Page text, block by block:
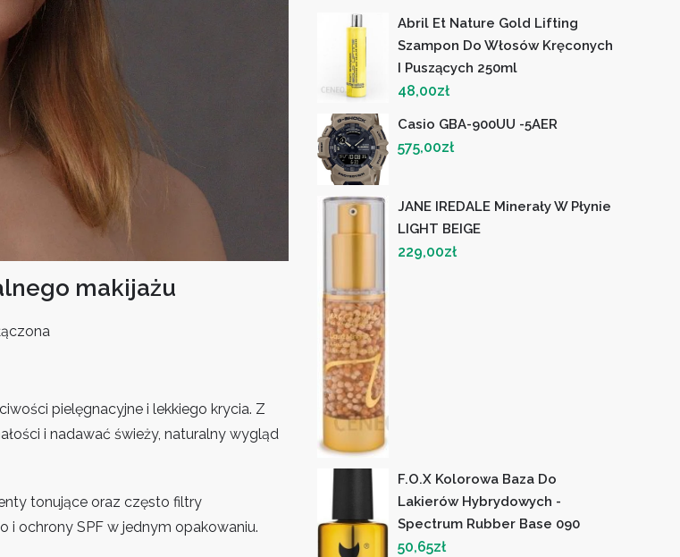
makijażu
pielęgnacyjne i lekkiego krycia. Z
i nadawać świeży, naturalny wygląd
tonujące oraz często filtry
i ochrony SPF w jednym opakowaniu.
Abril Et Nature Gold Lifting
Szampon Do Włosów Kręconych
I Puszących 250ml
48,00zł
Casio GBA-900UU -5AER
575,00zł
JANE IREDALE Minerały W Płynie
LIGHT BEIGE
229,00zł
F.O.X Kolorowa Baza Do
Lakierów Hybrydowych -
Spectrum Rubber Base 090
50,65zł